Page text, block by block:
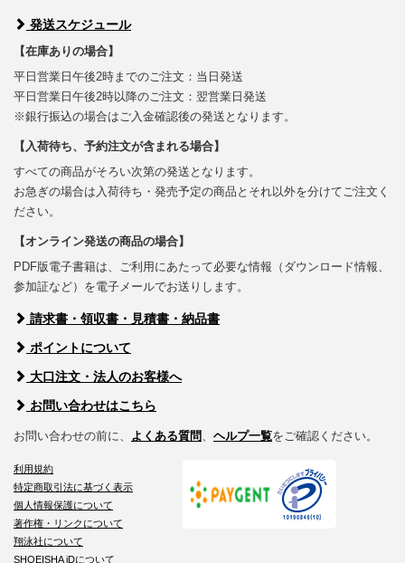
発送スケジュール
【在庫ありの場合】
平日営業日午後2時までのご注文：当日発送
平日営業日午後2時以降のご注文：翌営業日発送
※銀行振込の場合はご入金確認後の発送となります。
【入荷待ち、予約注文が含まれる場合】
すべての商品がそろい次第の発送となります。
お急ぎの場合は入荷待ち・発売予定の商品とそれ以外を分けてご注文く
ださい。
【オンライン発送の商品の場合】
PDF版電子書籍は、ご利用にあたって必要な情報（ダウンロード情報、
参加証など）を電子メールでお送りします。
請求書・領収書・見積書・納品書
ポイントについて
大口注文・法人のお客様へ
お問い合わせはこちら
お問い合わせの前に、 よくある質問 ヘルプ一覧をご確認ください。
利用規約
特定商取引法に基づく表示
個人情報保護について
著作権・リンクについて
翔泳社について
SHOEISHA iDについて